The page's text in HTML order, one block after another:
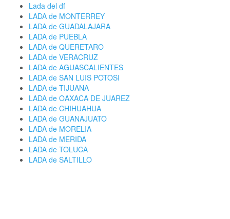
Lada del df
LADA de MONTERREY
LADA de GUADALAJARA
LADA de PUEBLA
LADA de QUERETARO
LADA de VERACRUZ
LADA de AGUASCALIENTES
LADA de SAN LUIS POTOSI
LADA de TIJUANA
LADA de OAXACA DE JUAREZ
LADA de CHIHUAHUA
LADA de GUANAJUATO
LADA de MORELIA
LADA de MERIDA
LADA de TOLUCA
LADA de SALTILLO